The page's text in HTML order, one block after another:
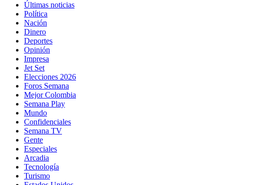
Últimas noticias
Política
Nación
Dinero
Deportes
Opinión
Impresa
Jet Set
Elecciones 2026
Foros Semana
Mejor Colombia
Semana Play
Mundo
Confidenciales
Semana TV
Gente
Especiales
Arcadia
Tecnología
Turismo